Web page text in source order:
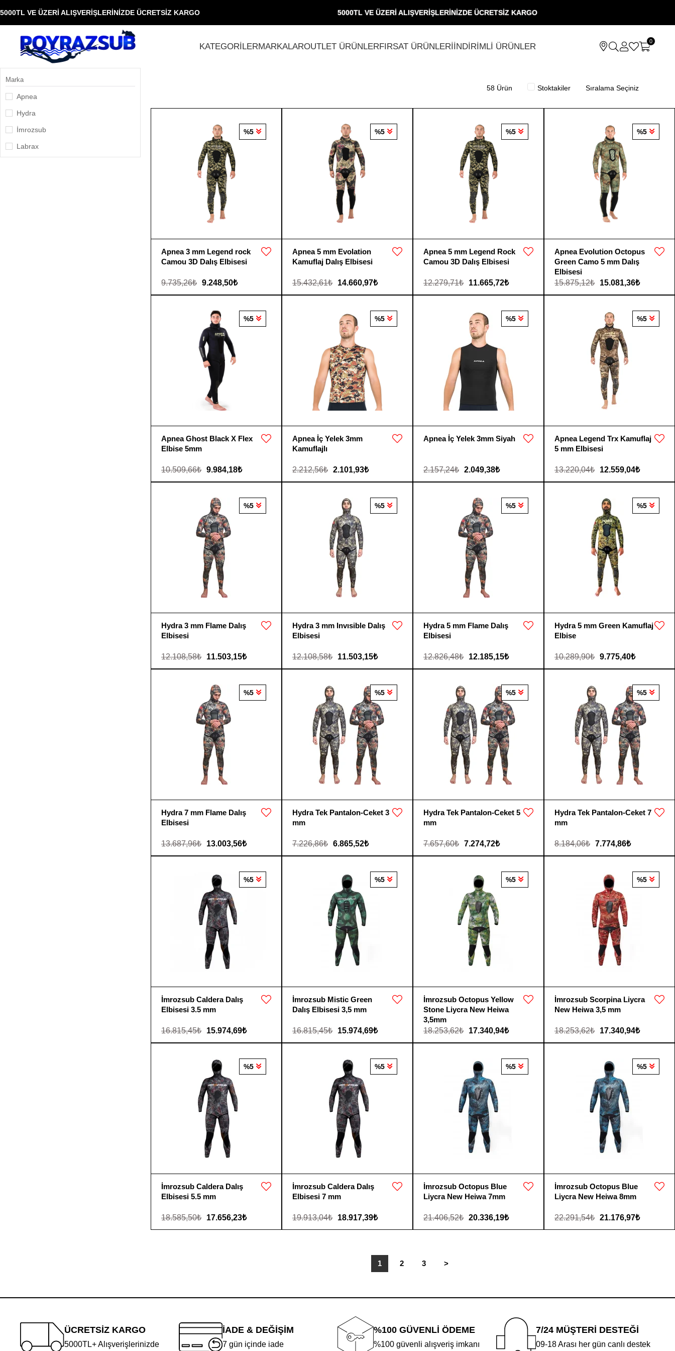
VE ÜZERİ ALIŞVERİŞLERİNİZDE ÜCRETSİZ KARGO 5000TL VE ÜZERİ ALIŞVERİŞLERİNİZDE ÜCRETSİZ KARGO
KATEGORİLERMARKALAROUTLET ÜRÜNLERFIRSAT ÜRÜNLERİİNDİRİMLİ ÜRÜNLER
0
Marka
Apnea
Hydra
İmrozsub
Labrax
Stoktakiler
58 Ürün
Apnea 3 mm Legend rock
Camou 3D Dalış Elbisesi
9.248,50₺
9.735,26₺
%5
Apnea 5 mm Evolation
Kamuflaj Dalış Elbisesi
14.660,97₺
15.432,61₺
%5
Apnea 5 mm Legend Rock
Camou 3D Dalış Elbisesi
11.665,72₺
12.279,71₺
%5
Apnea Evolution Octopus
Green Camo 5 mm Dalış
Elbisesi
15.081,36₺
15.875,12₺
%5
Apnea Ghost Black X Flex
Elbise 5mm
9.984,18₺
10.509,66₺
%5
Apnea İç Yelek 3mm
Kamuflajlı
2.101,93₺
2.212,56₺
%5
Apnea İç Yelek 3mm Siyah
2.049,38₺
2.157,24₺
%5
Apnea Legend Trx Kamuflaj
5 mm Elbisesi
12.559,04₺
13.220,04₺
%5
Hydra 3 mm Flame Dalış
Elbisesi
11.503,15₺
12.108,58₺
%5
Hydra 3 mm Invısible Dalış
Elbisesi
11.503,15₺
12.108,58₺
%5
Hydra 5 mm Flame Dalış
Elbisesi
12.185,15₺
12.826,48₺
%5
Hydra 5 mm Green Kamuflaj
Elbise
9.775,40₺
10.289,90₺
%5
Hydra 7 mm Flame Dalış
Elbisesi
13.003,56₺
13.687,96₺
%5
Hydra Tek Pantalon-Ceket 3
mm
6.865,52₺
7.226,86₺
%5
Hydra Tek Pantalon-Ceket 5
mm
7.274,72₺
7.657,60₺
%5
Hydra Tek Pantalon-Ceket 7
mm
7.774,86₺
8.184,06₺
%5
İmrozsub Caldera Dalış
Elbisesi 3.5 mm
15.974,69₺
16.815,45₺
%5
İmrozsub Mistic Green
Dalış Elbisesi 3,5 mm
15.974,69₺
16.815,45₺
%5
İmrozsub Octopus Yellow
Stone Liycra New Heiwa
3,5mm
17.340,94₺
18.253,62₺
%5
İmrozsub Scorpina Liycra
New Heiwa 3,5 mm
17.340,94₺
18.253,62₺
%5
İmrozsub Caldera Dalış
Elbisesi 5.5 mm
17.656,23₺
18.585,50₺
%5
İmrozsub Caldera Dalış
Elbisesi 7 mm
18.917,39₺
19.913,04₺
%5
İmrozsub Octopus Blue
Liycra New Heiwa 7mm
20.336,19₺
21.406,52₺
%5
İmrozsub Octopus Blue
Liycra New Heiwa 8mm
21.176,97₺
22.291,54₺
%5
1 2 3 >
ÜCRETSİZ KARGO
5000TL+ Alışverişlerinizde
İADE & DEĞİŞİM
7 gün içinde iade
%100 GÜVENLİ ÖDEME
%100 güvenli alışveriş imkanı
7/24 MÜŞTERİ DESTEĞİ
09-18 Arası her gün canlı destek